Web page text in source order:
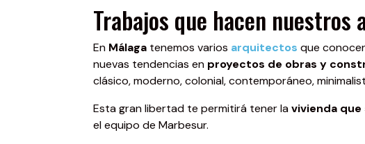
Trabajos que hacen
En Málaga tenemos varios arquitectos que
nuevas tendencias en proyectos de obras y
clásico, moderno, colonial, contemporáneo,
Esta gran libertad te permitirá tener lavivienda
el equipo de Marbesur.